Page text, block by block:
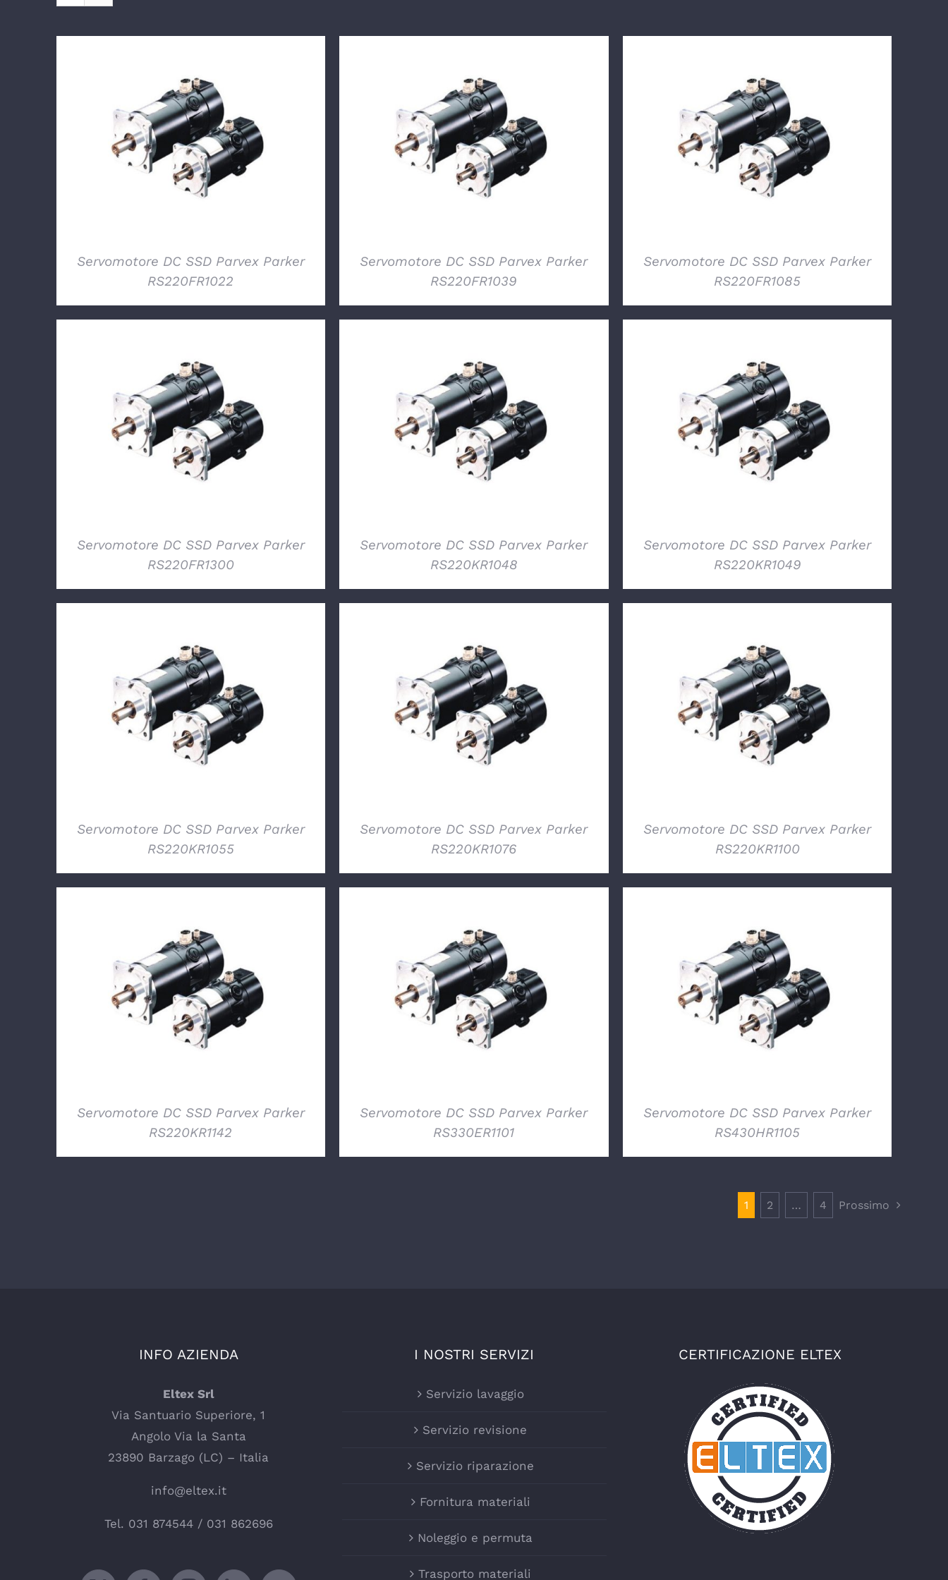
DETTAGLI
Servomotore DC SSD Parvex Parker
RS220FR1022
DETTAGLI
Servomotore DC SSD Parvex Parker
RS220FR1039
DETTAGLI
Servomotore DC SSD Parvex Parker
RS220FR1085
DETTAGLI
Servomotore DC SSD Parvex Parker
RS220FR1300
DETTAGLI
Servomotore DC SSD Parvex Parker
RS220KR1048
DETTAGLI
Servomotore DC SSD Parvex Parker
RS220KR1049
DETTAGLI
Servomotore DC SSD Parvex Parker
RS220KR1055
DETTAGLI
Servomotore DC SSD Parvex Parker
RS220KR1076
DETTAGLI
Servomotore DC SSD Parvex Parker
RS220KR1100
DETTAGLI
Servomotore DC SSD Parvex Parker
RS220KR1142
DETTAGLI
Servomotore DC SSD Parvex Parker
RS330ER1101
DETTAGLI
Servomotore DC SSD Parvex Parker
RS430HR1105
1 2 … 4 Prossimo
INFO AZIENDA
Eltex Srl
Via Santuario Superiore, 1
Angolo Via la Santa
23890 Barzago (LC) – Italia
info@eltex.it
Tel. 031 874544/ 031 862696
I NOSTRI SERVIZI
Servizio lavaggio
Servizio revisione
Servizio riparazione
Fornitura materiali
Noleggio e permuta
Trasporto materiali
CERTIFICAZIONE ELTEX